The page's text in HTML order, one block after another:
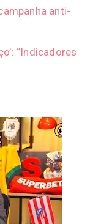
anti-
“Indicadores